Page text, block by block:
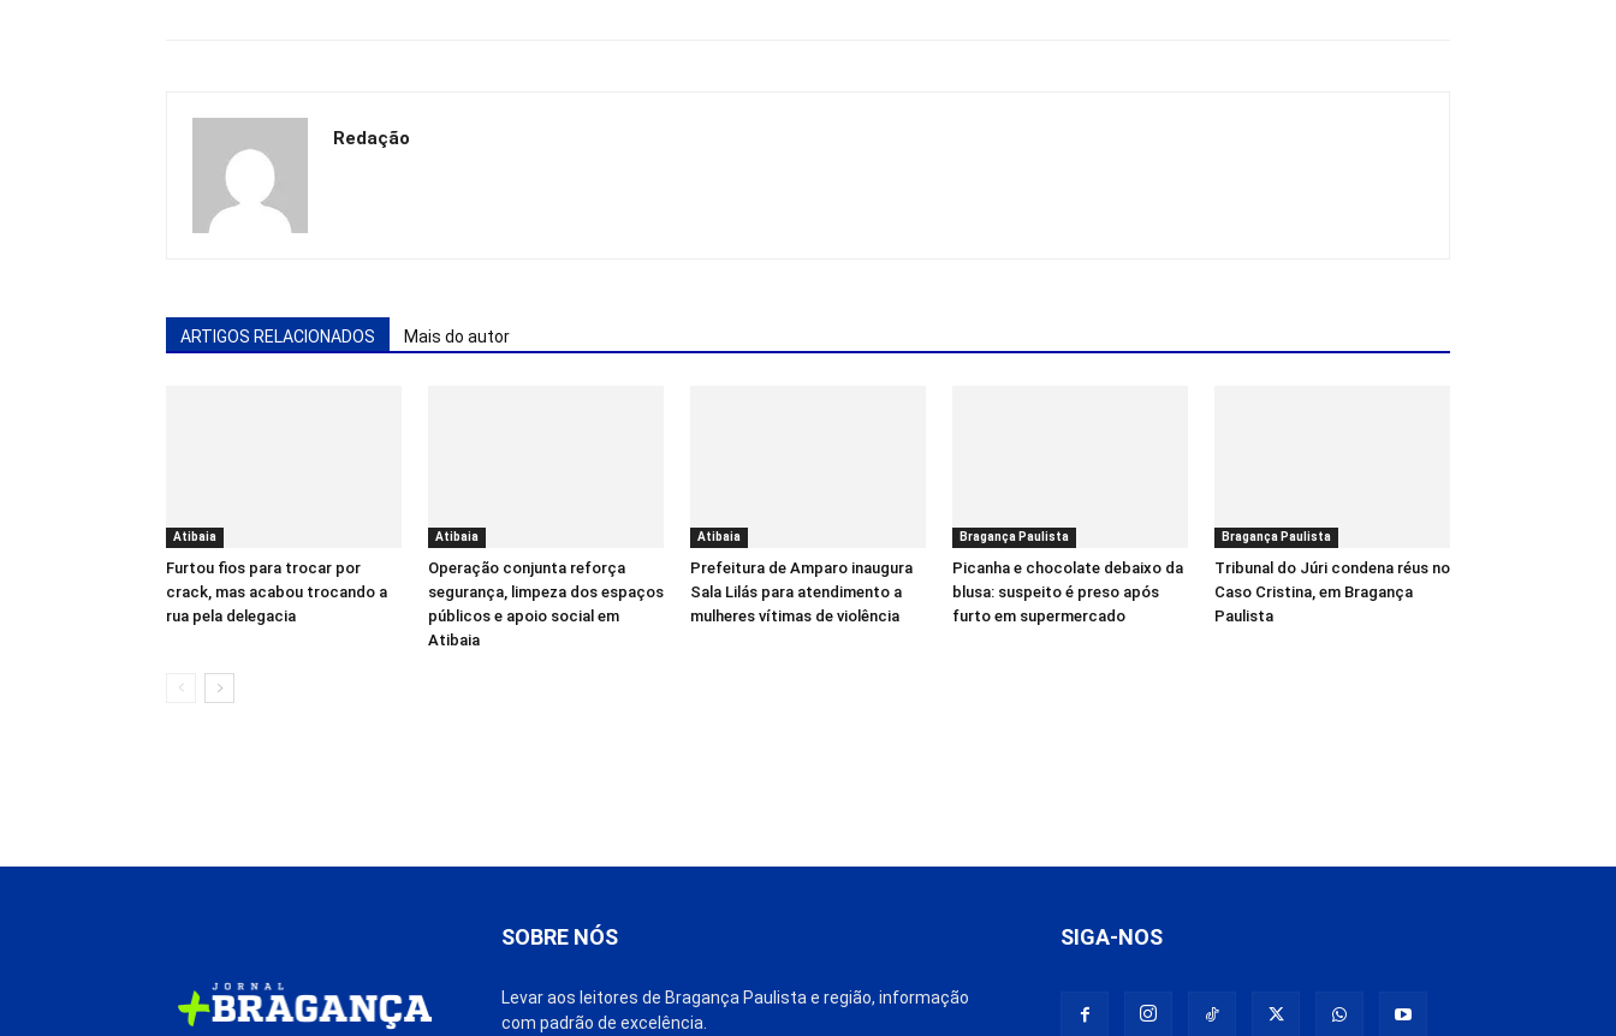
Redação
ARTIGOS RELACIONADOS Mais do autor
Atibaia
Furtou fios para trocar por
crack, mas acabou trocando a
rua pela delegacia
Atibaia
Operação conjunta reforça
segurança, limpeza dos espaços
públicos e apoio social em
Atibaia
Atibaia
Prefeitura de Amparo inaugura
Sala Lilás para atendimento a
mulheres vítimas de violência
Bragança Paulista
Picanha e chocolate debaixo da
blusa: suspeito é preso após
furto em supermercado
Bragança Paulista
Tribunal do Júri condena réus no
Caso Cristina, em Bragança
Paulista
SOBRE NÓS
Levar aos leitores de Bragança Paulista e região, informação
com padrão de excelência.
SIGA-NOS